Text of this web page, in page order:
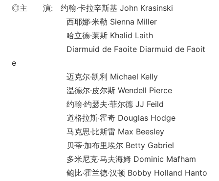
◎主 演: 约翰·卡拉辛斯基 John Krasinski
西耶娜·米勒 Sienna Miller
哈立德·莱斯 Khalid Laith
Diarmuid de Faoite Diarmuid de Faoit
e
迈克尔·凯利 Michael Kelly
温德尔·皮尔斯 Wendell Pierce
约翰·约瑟夫·菲尔德 JJ Feild
道格拉斯·霍奇 Douglas Hodge
马克思·比斯雷 Max Beesley
贝蒂·加布里埃尔 Betty Gabriel
多米尼克·马夫海姆 Dominic Mafham
鲍比·霍兰德·汉顿 Bobby Holland Hanto